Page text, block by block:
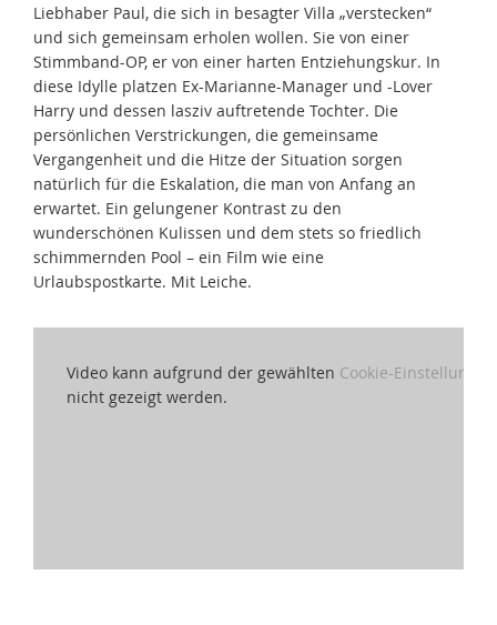
Liebhaber Paul, die sich in besagter Villa „verstecken“
und sich gemeinsam erholen wollen. Sie von einer
Stimmband-OP, er von einer harten Entziehungskur. In
diese Idylle platzen Ex-Marianne-Manager und -Lover
Harry und dessen lasziv auftretende Tochter. Die
persönlichen Verstrickungen, die gemeinsame
Vergangenheit und die Hitze der Situation sorgen
natürlich für die Eskalation, die man von Anfang an
erwartet. Ein gelungener Kontrast zu den
wunderschönen Kulissen und dem stets so friedlich
schimmernden Pool – ein Film wie eine
Urlaubspostkarte. Mit Leiche.
Video kann aufgrund der gewählten Cookie-Einstellungen
nicht gezeigt werden.